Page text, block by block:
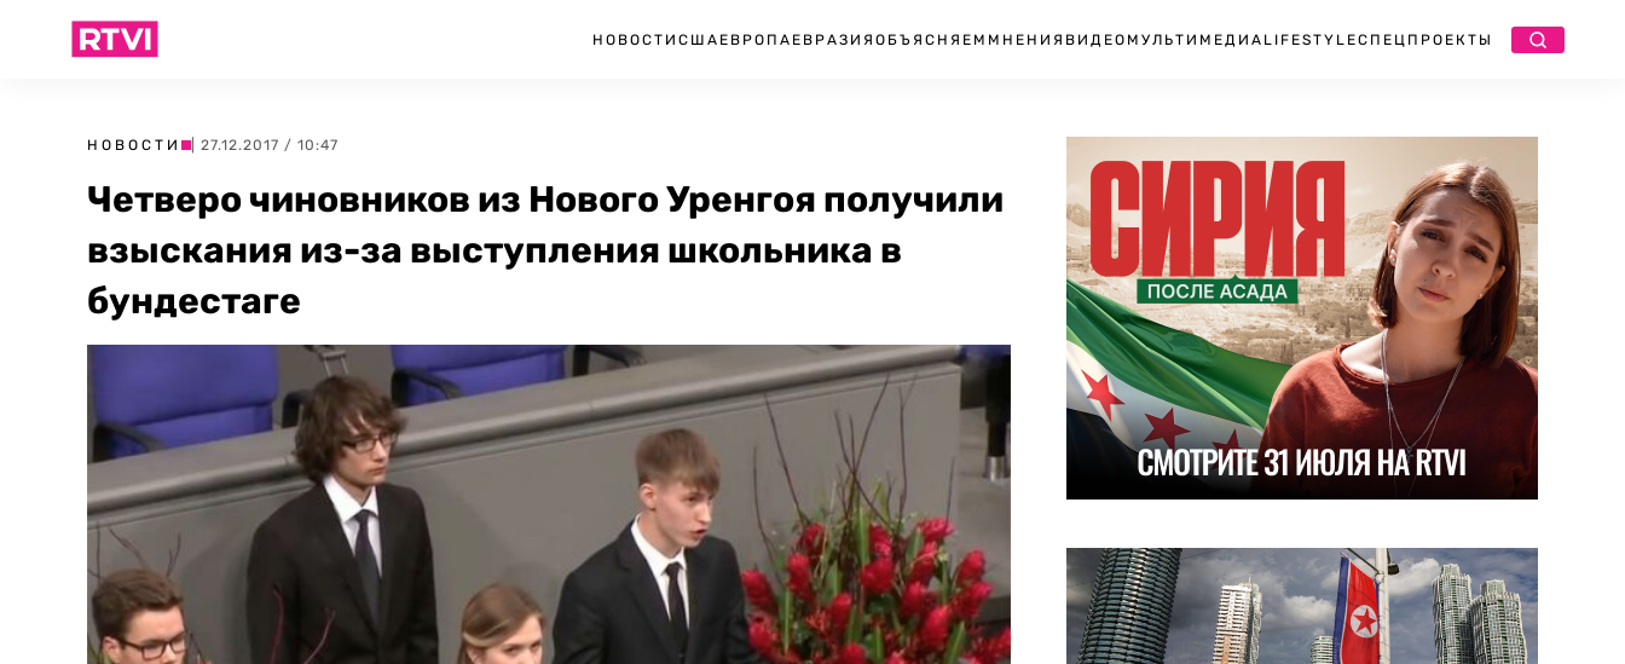
НОВОСТИ США ЕВРОПА ЕВРАЗИЯ ОБЪЯСНЯЕМ МНЕНИЯ ВИДЕО МУЛЬТИМЕДИА LIFESTYLEСПЕЦПРОЕКТЫ
НОВОСТИ | 27.12.2017 / 10:47
Четверо чиновников из Нового Уренгоя получили
взыскания из-за выступления школьника в
бундестаге